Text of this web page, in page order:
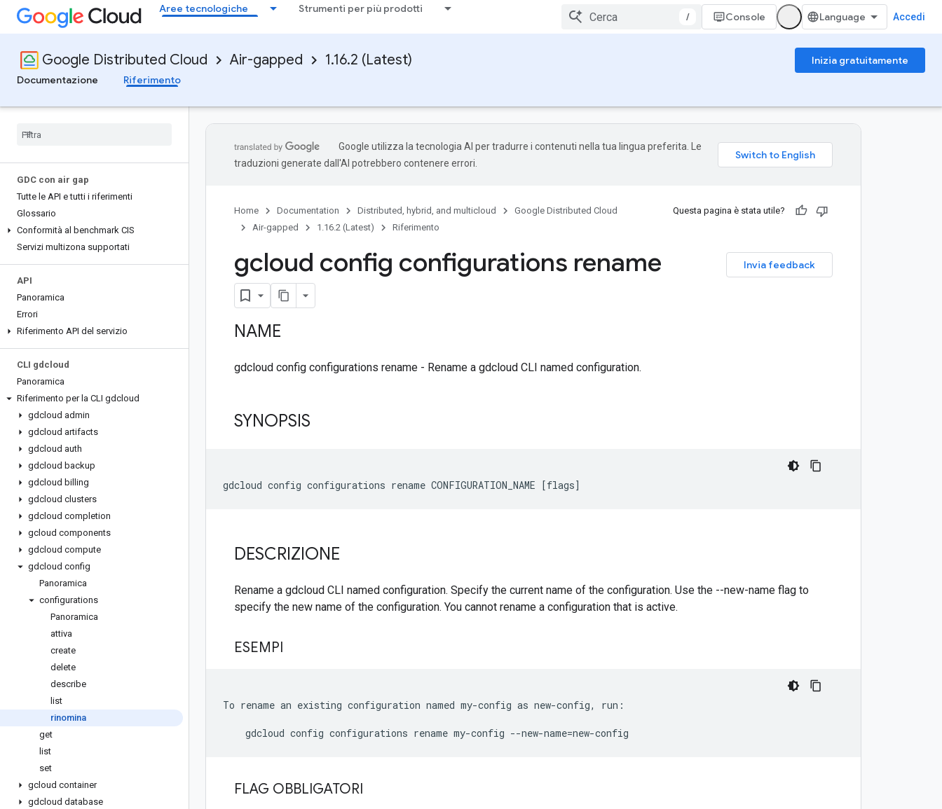
Aree tecnologiche Strumenti per più prodotti
/ Console Accedi
Google Distributed Cloud Air-gapped 1.16.2 (Latest)
Inizia gratuitamente
Documentazione
Riferimento
GDC con air gap
Tutte le API e tutti i riferimenti
Glossario
Conformità al benchmark CIS
Servizi multizona supportati
API
Panoramica
Errori
Riferimento API del servizio
CLI gdcloud
Panoramica
Riferimento per la CLI gdcloud
gdcloud admin
gdcloud artifacts
gdcloud auth
gdcloud backup
gdcloud billing
gdcloud clusters
gdcloud completion
gcloud components
gdcloud compute
gdcloud config
Panoramica
configurations
Panoramica
attiva
create
delete
describe
list
rinomina
get
list
set
gcloud container
gdcloud database
Google utilizza la tecnologia AI per tradurre i contenuti nella tua lingua preferita. Le
traduzioni generate dall'AI potrebbero contenere errori.
Home Documentation Distributed, hybrid, and multicloud
Google Distributed Cloud
Air-gapped
1.16.2 (Latest) Riferimento
Questa pagina è stata utile?
Invia feedback
gcloud config configurations rename
NAME
gdcloud config configurations rename - Rename a gdcloud CLI named configuration.
SYNOPSIS
DESCRIZIONE
Rename a gdcloud CLI named configuration. Specify the current name of the configuration. Use the --new-name flag to
specify the new name of the configuration. You cannot rename a configuration that is active.
ESEMPI
To rename an existing configuration named my-config as new-config, run:
FLAG OBBLIGATORI